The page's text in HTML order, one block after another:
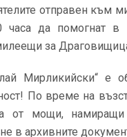
отправен към
часа да помогнат в
за
Мирликийски“ е
По време на
от мощи,
в архивните